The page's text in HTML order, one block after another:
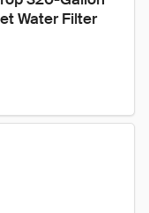
Water Filter